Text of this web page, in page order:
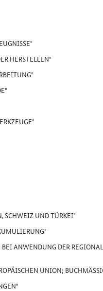
HERSTELLEN"
SCHWEIZ UND TÜRKEI"
ANWENDUNG DER
UNION;